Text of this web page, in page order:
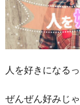
人を好きになる
ぜんぜん好みじ